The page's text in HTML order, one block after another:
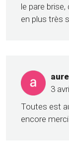
le pare
en plus très
3
Toutes est
encore